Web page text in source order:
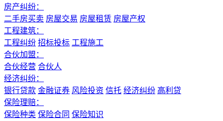
房产纠纷：
二手房买卖 房屋交易 房屋租赁 房屋产权
工程建筑：
工程纠纷 招标投标 工程施工
合伙加盟：
合伙经营 合伙人
经济纠纷：
银行贷款 金融证券 风险投资 信托 经济纠纷 高利贷
保险理赔：
保险种类 保险合同 保险知识